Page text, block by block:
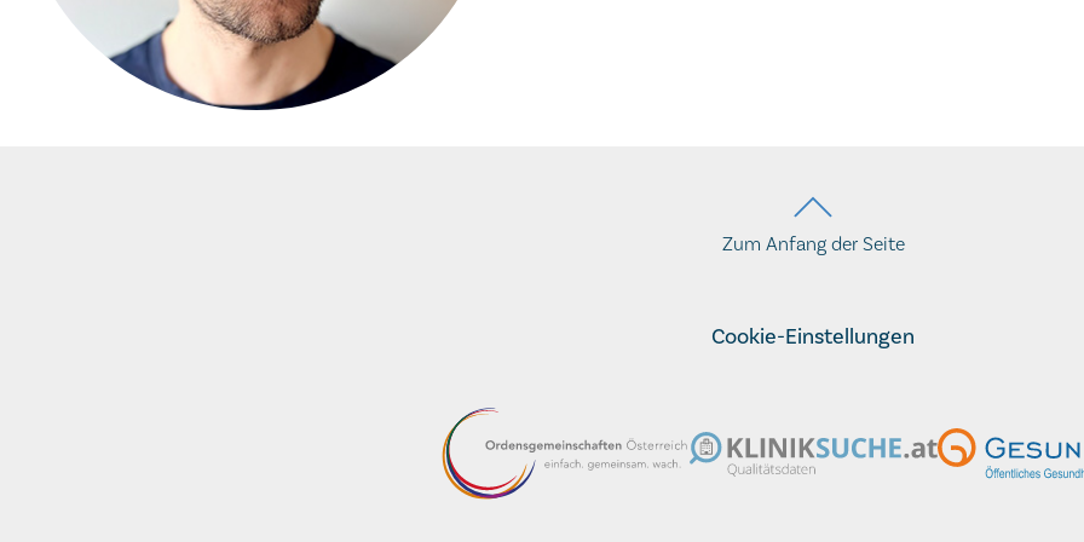
Zum Anfang der Seite
Cookie-Einstellungen